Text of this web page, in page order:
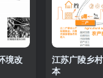
境改
江苏广陵乡
本